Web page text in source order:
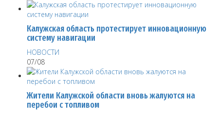
Калужская область протестирует инновационную
систему навигации
НОВОСТИ
07/08
Жители Калужской области вновь жалуются на
перебои с топливом